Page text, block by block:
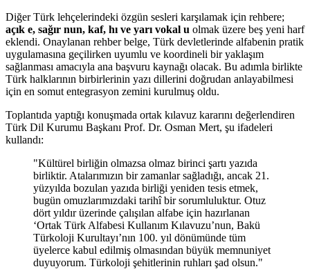
Diğer Türk lehçelerindeki özgün sesleri karşılamak için rehbere;
açık e, sağır nun, kaf, hı ve yarı vokal u olmak üzere beş yeni harf
eklendi. Onaylanan rehber belge, Türk devletlerinde alfabenin pratik
uygulamasına geçilirken uyumlu ve koordineli bir yaklaşım
sağlanması amacıyla ana başvuru kaynağı olacak. Bu adımla birlikte
Türk halklarının birbirlerinin yazı dillerini doğrudan anlayabilmesi
için en somut entegrasyon zemini kurulmuş oldu.
Toplantıda yaptığı konuşmada ortak kılavuz kararını değerlendiren
Türk Dil Kurumu Başkanı Prof. Dr. Osman Mert, şu ifadeleri
kullandı:
"Kültürel birliğin olmazsa olmaz birinci şartı yazıda
birliktir. Atalarımızın bir zamanlar sağladığı, ancak 21.
yüzyılda bozulan yazıda birliği yeniden tesis etmek,
bugün omuzlarımızdaki tarihî bir sorumluluktur. Otuz
dört yıldır üzerinde çalışılan alfabe için hazırlanan
‘Ortak Türk Alfabesi Kullanım Kılavuzu’nun, Bakü
Türkoloji Kurultayı’nın 100. yıl dönümünde tüm
üyelerce kabul edilmiş olmasından büyük memnuniyet
duyuyorum. Türkoloji şehitlerinin ruhları şad olsun."